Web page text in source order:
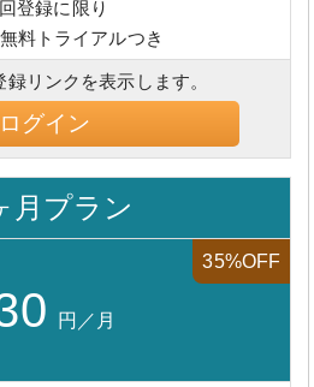
登録に限り
料トライアルつき
リンクを表示します。
ログイン
月プラン
35%OFF
円／月